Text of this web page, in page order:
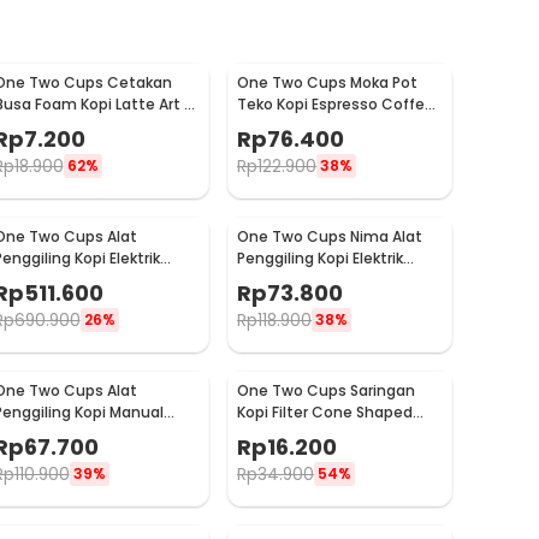
Two Cups Cetakan
Foam Kopi Latte Art 16
7.200
18.900 62%
One Two Cups Moka Pot
Teko Kopi Espresso Coffee
Stovetop 6 Cup 300ml -
Z20
Rp76.400
Rp122.90038%
Two Cups Alat
Kopi Elektrik
Coffee Grinder Adjustable
600N511.600
690.900 26%
One Two Cups Nima Alat
Penggiling Kopi Elektrik
Bumbu Coffee Grinder -
NM-8300
Rp73.800
Rp118.90038%
Two Cups Alat
Kopi Manual
Coffee Grinder Adjustable
CF4146
67.700
110.900 39%
One Two Cups Saringan
Kopi Filter Cone Shaped
Coffee Dripper 1 PCS - K741
Rp16.200
Rp34.900 54%